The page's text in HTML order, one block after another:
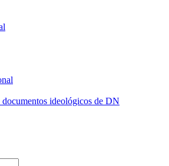
documentos ideológicos de DN